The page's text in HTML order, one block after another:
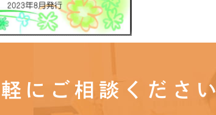
にご相談ください